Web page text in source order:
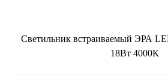
Светильник встраиваемый ЭРА
18Вт 4000К